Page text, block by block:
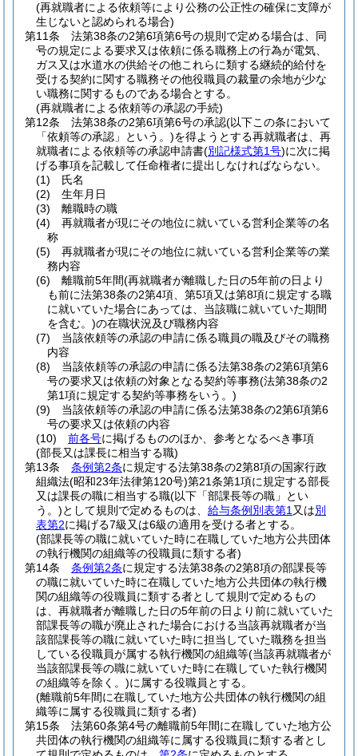
(再就職者による依頼等により公務の公正性の確保に支障が
生じないと認められる場合)
第11条
法第38条の2第6項第6号の規則で定める場合は、同
号の規定による要求又は依頼に係る職務上の行為が電気、
ガス又は水道水の供給その他これらに類する継続的給付を
受ける契約に関する職務その他役職員の裁量の余地が少な
い職務に関するものである場合とする。
(再就職者による依頼等の承認の手続)
第12条
法第38条の2第6項第6号の承認(以下この条において
「依頼等の承認」という。)を得ようとする再就職者は、再
就職者による依頼等の承認申請書(別記様式第1号)に次に掲
げる事項を記載して任命権者に提出しなければならない。
(1)
氏名
(2)
生年月日
(3)
離職時の職
(4)
再就職者が現にその地位に就いている営利企業等の名
称
(5)
再就職者が現にその地位に就いている営利企業等の業
務内容
(6)
離職前5年間(再就職者が離職した日の5年前の日より
も前に法第38条の2第4項、第5項又は第8項に規定する職
に就いていた場合にあっては、当該職に就いていた期間
を含む。)の在職状況及び職務内容
(7)
当該依頼等の承認の申請に係る職員の職及びその職務
内容
(8)
当該依頼等の承認の申請に係る法第38条の2第6項第6
号の要求又は依頼の対象となる契約等事務(法第38条の2
第1項に規定する契約等事務をいう。)
(9)
当該依頼等の承認の申請に係る法第38条の2第6項第6
号の要求又は依頼の内容
(10)
前各号に掲げるもののほか、参考となるべき事項
(部長又は課長に相当する職)
第13条
条例第2条に規定する法第38条の2第8項の国家行政
組織法(昭和23年法律第120号)第21条第1項に規定する部長
又は課長の職に相当する職(以下「部課長等の職」とい
う。)として規則で定めるものは、 給与条例別表第1 又は別
表第2に掲げる7級又は6級の適用を受ける者とする。
(部課長等の職に就いていた時に在職していた地方公共団体
の執行機関の組織等の役職員に類する者)
第14条
条例第2条に規定する法第38条の2第8項の部課長等
の職に就いていた時に在職していた地方公共団体の執行機
関の組織等の役職員に類する者として規則で定めるもの
は、再就職者が離職した日の5年前の日より前に就いていた
部課長等の職が廃止された場合における当該再就職者が当
該部課長等の職に就いていた時に担当していた職務を担当
している役職員が属する執行機関の組織等(当該再就職者が
当該部課長等の職に就いていた時に在職していた執行機関
の組織等を除く。)に属する役職員とする。
(離職前5年間に在職していた地方公共団体の執行機関の組
織等に属する役職員に類する者)
第15条
法第60条第4号の離職前5年間に在職していた地方公
共団体の執行機関の組織等に属する役職員に類する者とし